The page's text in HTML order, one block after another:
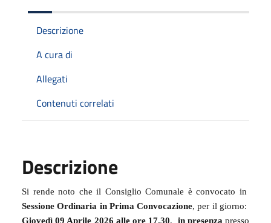
Descrizione
A cura di
Allegati
Contenuti correlati
Descrizione
Si rende noto che il Consiglio Comunale è convocato in
Sessione Ordinaria in Prima Convocazione, per il giorno:
Giovedì 09 Aprile 2026 alle ore 17.30, in presenza presso